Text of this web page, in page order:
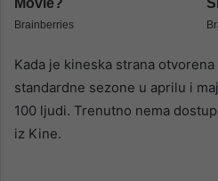
Kada je kineska strana
standardne sezone u aprilu i
100 ljudi. Trenutno nema
iz Kine.